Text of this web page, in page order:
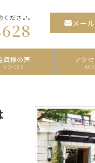
ださい。
メー
員様の声
VOICES
アク